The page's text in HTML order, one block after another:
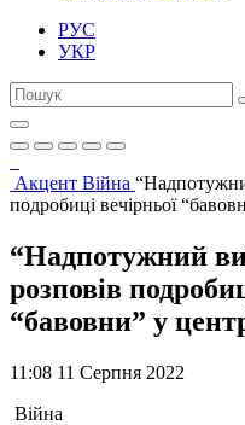
РУС
УКР
Акцент Війна
подробиці вечірньої
“Надпотужний
розповів
“бавовни” у
11:08 11 Серпня 2022
Війна